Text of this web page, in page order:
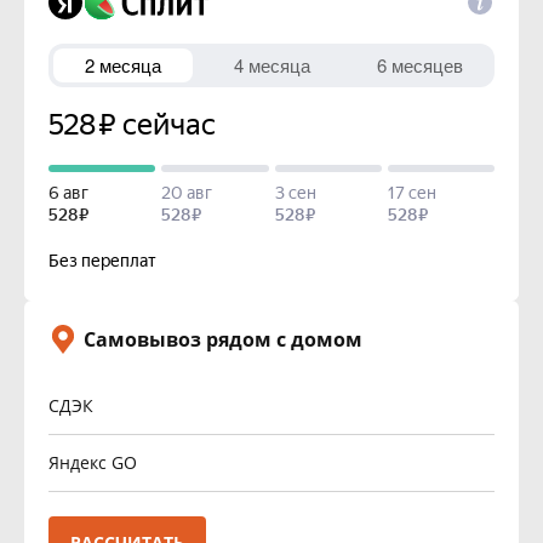
Самовывоз рядом с домом
СДЭК
Яндекс GO